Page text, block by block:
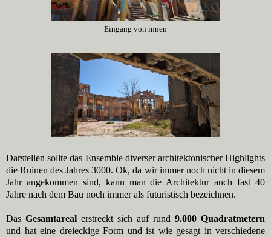
Eingang von innen
Darstellen sollte das Ensemble diverser architektonischer Highlights
die Ruinen des Jahres 3000. Ok, da wir immer noch nicht in diesem
Jahr angekommen sind, kann man die Architektur auch fast 40
Jahre nach dem Bau noch immer als futuristisch bezeichnen.
Das Gesamtareal erstreckt sich auf rund 9.000 Quadratmetern
und hat eine dreieckige Form und ist wie gesagt in verschiedene